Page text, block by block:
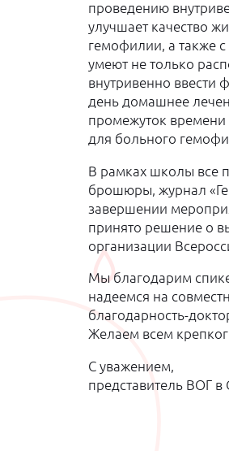
проведению
улучшает качество
гемофилии, а также
умеют не только
внутривенно ввести
день домашнее
промежуток времени
для больного
В рамках школы все
брошюры, журнал
завершении
принято решение о
организации
Мы благодарим
надеемся на
благодарность-
Желаем всем
С уважением,
представитель ВОГ